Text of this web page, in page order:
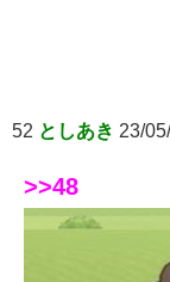
52 としあき 23/
>>48